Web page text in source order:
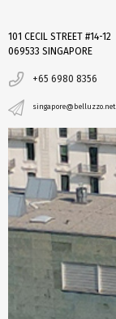
101 CECIL STREET #14-12
069533 SINGAPORE
+65 6980 8356
singapore@belluzzo.net